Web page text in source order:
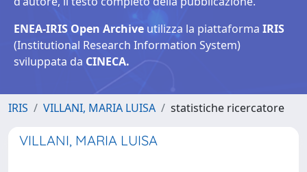
ENEA-IRIS Open Archive utilizza la piattaforma IRIS
(Institutional Research Information System)
sviluppata da CINECA.
IRIS VILLANI, MARIA LUISA statistiche ricercatore
VILLANI, MARIA LUISA